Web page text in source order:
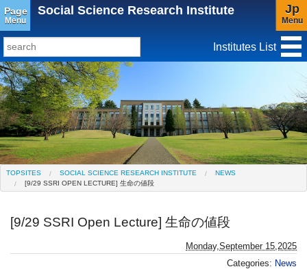
Page
Menu
Social Science Research Institute Jp
Menu
TopSites
Institute for Educational Research and Service
Social Science Research Institute
Institute for the Study of Christianity and Culture
Institute of Asian Cultural Studies
Peace Research Institute Center for Gender Studies
Institutes List
TOPSITES SOCIAL SCIENCE RESEARCH INSTITUTE
NEWS
[9/29 SSRI OPEN LECTURE] 生命の値段
[9/29 SSRI Open Lecture] 生命の値段
Monday,September 15,2025
Categories: News